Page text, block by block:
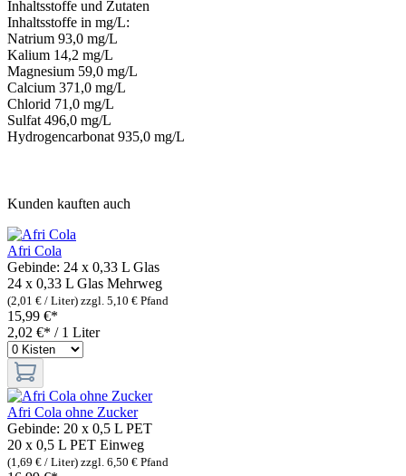
Inhaltsstoffe und Zutaten
Inhaltsstoffe in mg/L:
Natrium 93,0 mg/L
Kalium 14,2 mg/L
Magnesium 59,0 mg/L
Calcium 371,0 mg/L
Chlorid 71,0 mg/L
Sulfat 496,0 mg/L
Hydrogencarbonat 935,0 mg/L
Kunden kauften auch
Afri Cola
Gebinde: 24 x 0,33 L Glas
24 x 0,33 L Glas Mehrweg
(2,01 € / Liter) zzgl. 5,10 € Pfand
15,99 €*
2,02 €* / 1 Liter
Afri Cola ohne Zucker
Gebinde: 20 x 0,5 L PET
20 x 0,5 L PET Einweg
(1,69 € / Liter) zzgl. 6,50 € Pfand